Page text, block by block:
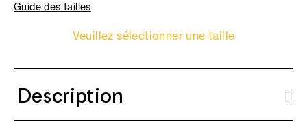
Guide des tailles
Veuillez sélectionner une taille
Description